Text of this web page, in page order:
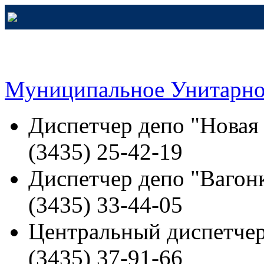
Муниципальное
Диспетчер депо
(3435) 25-42-19
Диспетчер депо
(3435) 33-44-05
Центральный
(3435) 37-91-66